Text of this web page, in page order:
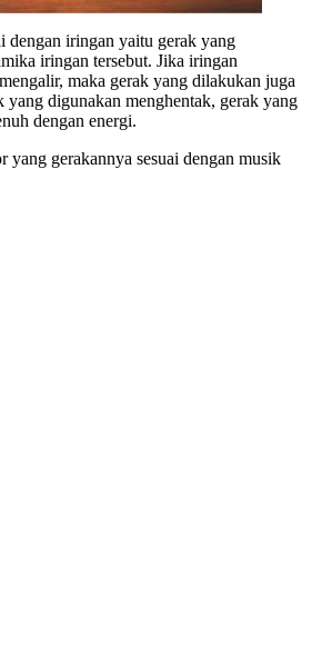
dengan iringan yaitu gerak yang
iringan tersebut. Jika iringan
maka gerak yang dilakukan juga
yang digunakan menghentak, gerak yang
dengan energi.
gerakannya sesuai dengan musik